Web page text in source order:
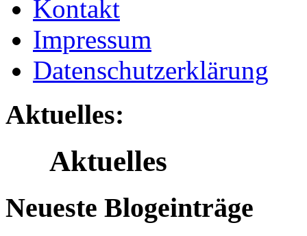
Kontakt
Impressum
Datenschutzerklärung
Aktuelles:
Aktuelles
Neueste Blogeinträge